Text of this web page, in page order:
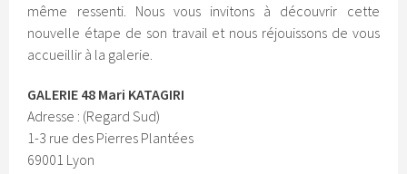
même ressenti. Nous vous invitons à découvrir cette
nouvelle étape de son travail et nous réjouissons de vous
accueillir à la galerie.
GALERIE 48 Mari KATAGIRI
Adresse : (Regard Sud)
1-3 rue des Pierres Plantées
69001 Lyon